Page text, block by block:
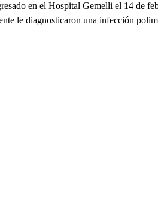
en el Hospital Gemelli el 14 de
le diagnosticaron una infección